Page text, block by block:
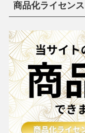
商品化ライセンス